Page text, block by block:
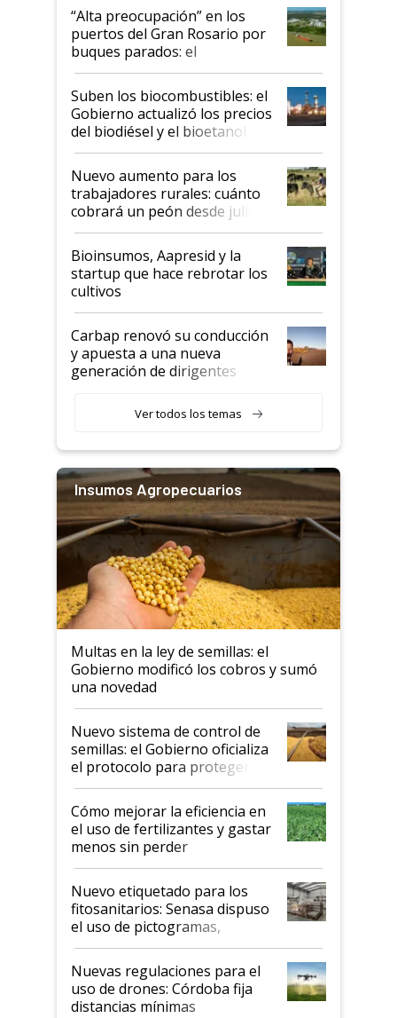
“Alta preocupación” en los
puertos del Gran Rosario por
buques parados: el
funcionamiento de las
exportadoras en tensión tras
la medida de fuerza de los
prácticos
Suben los biocombustibles: el
Gobierno actualizó los precios
del biodiésel y el bioetanol
Nuevo aumento para los
trabajadores rurales: cuánto
cobrará un peón desde julio
Bioinsumos, Aapresid y la
startup que hace rebrotar los
cultivos
Carbap renovó su conducción
y apuesta a una nueva
generación de dirigentes
Ver todos los temas
Insumos Agropecuarios
Multas en la ley de semillas: el
Gobierno modificó los cobros y sumó
una novedad
Nuevo sistema de control de
semillas: el Gobierno oficializa
el protocolo para proteger la
propiedad intelectual
Cómo mejorar la eficiencia en
el uso de fertilizantes y gastar
menos sin perder
productividad en la campaña
fina
Nuevo etiquetado para los
fitosanitarios: Senasa dispuso
el uso de pictogramas,
palabras de advertencia e
indicaciones
Nuevas regulaciones para el
uso de drones: Córdoba fija
distancias mínimas